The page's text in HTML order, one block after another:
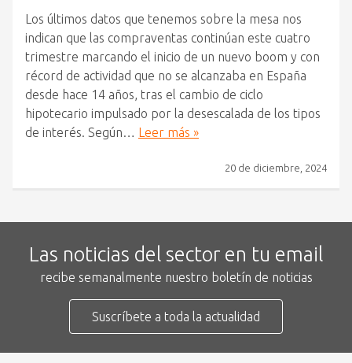
Los últimos datos que tenemos sobre la mesa nos
indican que las compraventas continúan este cuatro
trimestre marcando el inicio de un nuevo boom y con
récord de actividad que no se alcanzaba en España
desde hace 14 años, tras el cambio de ciclo
hipotecario impulsado por la desescalada de los tipos
de interés. Según… Leer más »
20 de diciembre, 2024
Las noticias del sector en tu email
recibe semanalmente nuestro boletín de noticias
Suscríbete a toda la actualidad